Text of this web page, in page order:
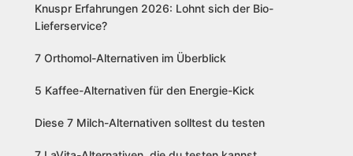
Knuspr Erfahrungen 2026: Lohnt sich der Bio-
Lieferservice?
7 Orthomol-Alternativen im Überblick
5 Kaffee-Alternativen für den Energie-Kick
Diese 7 Milch-Alternativen solltest du testen